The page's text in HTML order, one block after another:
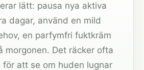
lätt: pausa nya aktiva
dagar, använd en mild
en parfymfri fuktkräm
morgonen. Det räcker ofta
för att se om huden lugnar